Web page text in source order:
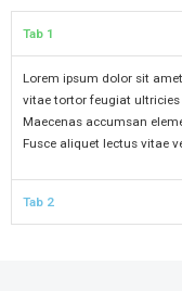
Tab 1
Lorem ipsum dolor sit
vitae tortor feugiat
Maecenas accumsan
Fusce aliquet lectus vitae
Tab 2